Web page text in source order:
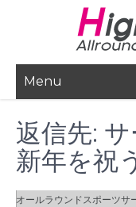
Menu
返信先:
新年を祝
オールラウンドスポーツサ